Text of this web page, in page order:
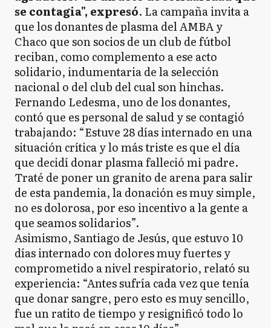
se contagia", expresó. La campaña invita a
que los donantes de plasma del AMBA y
Chaco que son socios de un club de fútbol
reciban, como complemento a ese acto
solidario, indumentaria de la selección
nacional o del club del cual son hinchas.
Fernando Ledesma, uno de los donantes,
contó que es personal de salud y se contagió
trabajando: “Estuve 28 días internado en una
situación crítica y lo más triste es que el día
que decidí donar plasma falleció mi padre.
Traté de poner un granito de arena para salir
de esta pandemia, la donación es muy simple,
no es dolorosa, por eso incentivo a la gente a
que seamos solidarios”.
Asimismo, Santiago de Jesús, que estuvo 10
días internado con dolores muy fuertes y
comprometido a nivel respiratorio, relató su
experiencia: “Antes sufría cada vez que tenía
que donar sangre, pero esto es muy sencillo,
fue un ratito de tiempo y resignificó todo lo